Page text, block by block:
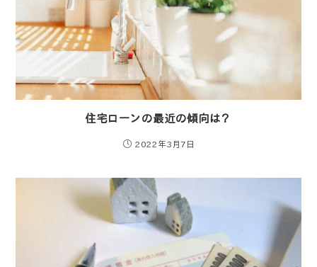
住宅ローンの最近の傾向は？
2022年3月7日